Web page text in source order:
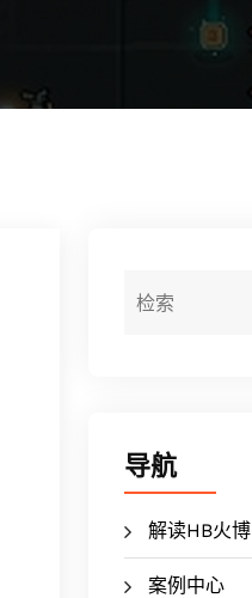
导航
解读HB火博
案例中心